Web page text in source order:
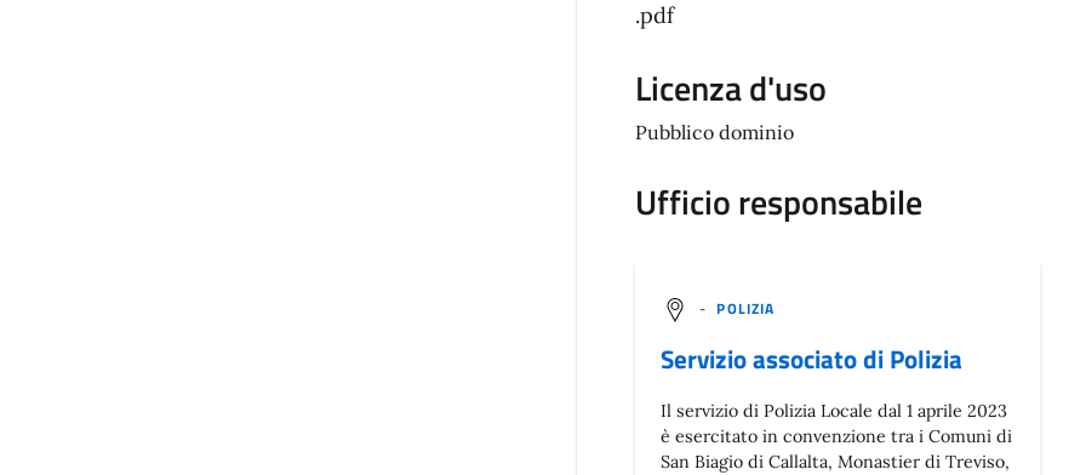
.pdf
Licenza d'uso
Pubblico dominio
Ufficio responsabile
- POLIZIA
Servizio associato di Polizia
Il servizio di Polizia Locale dal 1 aprile 2023
è esercitato in convenzione tra i Comuni di
San Biagio di Callalta, Monastier di Treviso,